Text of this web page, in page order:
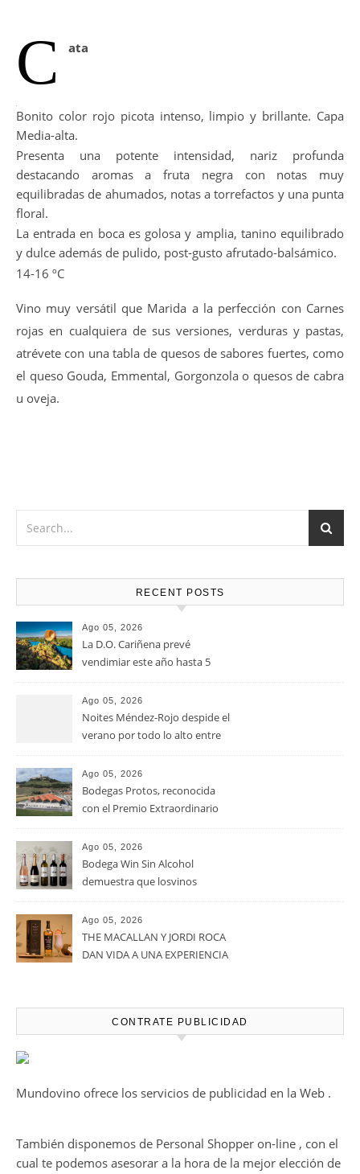
C ata
Bonito color rojo picota intenso, limpio y brillante. Capa
Media-alta.
Presenta una potente intensidad, nariz profunda
destacando aromas a fruta negra con notas muy
equilibradas de ahumados, notas a torrefactos y una punta
floral.
La entrada en boca es golosa y amplia, tanino equilibrado
y dulce además de pulido, post-gusto afrutado-balsámico.
14-16 ºC
el queso Gouda, Emmental, Gorgonzola o quesos de cabra
u oveja.
RECENT POSTS
La D.O. Cariñena prevé
vendimiar este año hasta 5
millones de kilos de uva más
Noites Méndez-Rojo despide el
verano por todo lo alto entre
viñedos, vino y mucho humor
Bodegas Protos, reconocida
con el Premio Extraordinario
Alimentos de España 2026 por
demuestra que losvinos
desalcoholizados de alta
DAN VIDA A UNA EXPERIENCIA
SENSORIAL ÚNICA EN EL
HARMONY COLLECTION
CONTRATE PUBLICIDAD